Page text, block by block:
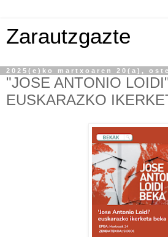
Zarautzgazte
2025(e)ko martxoaren 20(a),
"JOSE ANTONIO
EUSKARAZKO